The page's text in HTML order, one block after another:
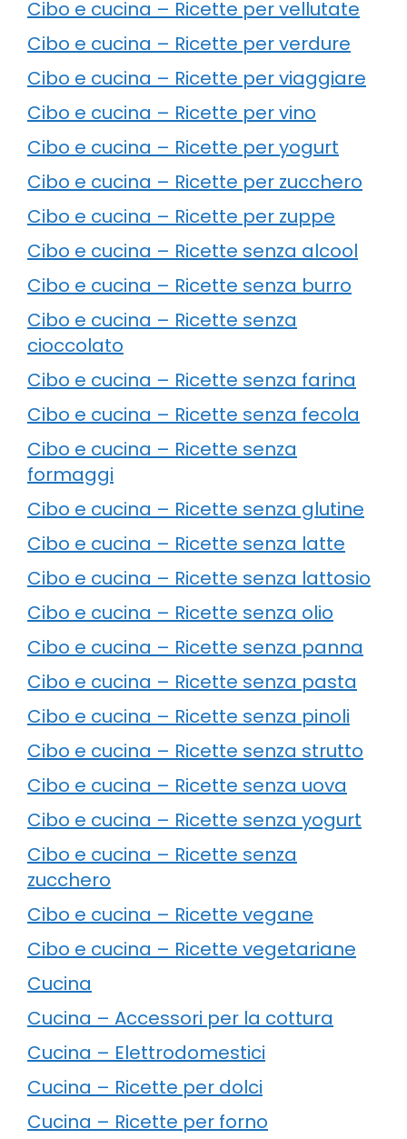
Cibo e cucina – Ricette per vellutate
Cibo e cucina – Ricette per verdure
Cibo e cucina – Ricette per viaggiare
Cibo e cucina – Ricette per vino
Cibo e cucina – Ricette per yogurt
Cibo e cucina – Ricette per zucchero
Cibo e cucina – Ricette per zuppe
Cibo e cucina – Ricette senza alcool
Cibo e cucina – Ricette senza burro
Cibo e cucina – Ricette senza
cioccolato
Cibo e cucina – Ricette senza farina
Cibo e cucina – Ricette senza fecola
Cibo e cucina – Ricette senza
formaggi
Cibo e cucina – Ricette senza glutine
Cibo e cucina – Ricette senza latte
Cibo e cucina – Ricette senza lattosio
Cibo e cucina – Ricette senza olio
Cibo e cucina – Ricette senza panna
Cibo e cucina – Ricette senza pasta
Cibo e cucina – Ricette senza pinoli
Cibo e cucina – Ricette senza strutto
Cibo e cucina – Ricette senza uova
Cibo e cucina – Ricette senza yogurt
Cibo e cucina – Ricette senza
zucchero
Cibo e cucina – Ricette vegane
Cibo e cucina – Ricette vegetariane
Cucina
Cucina – Accessori per la cottura
Cucina – Elettrodomestici
Cucina – Ricette per dolci
Cucina – Ricette per forno